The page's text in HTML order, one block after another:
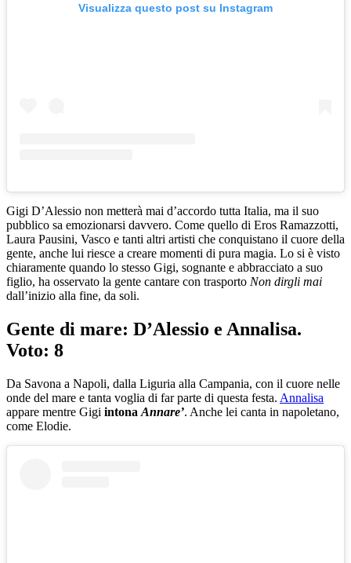
Visualizza questo post su Instagram
Gigi D’Alessio non metterà mai d’accordo tutta Italia, ma il suo
pubblico sa emozionarsi davvero. Come quello di Eros Ramazzotti,
Laura Pausini, Vasco e tanti altri artisti che conquistano il cuore della
gente, anche lui riesce a creare momenti di pura magia. Lo si è visto
chiaramente quando lo stesso Gigi, sognante e abbracciato a suo
figlio, ha osservato la gente cantare con trasporto Non dirgli mai
dall’inizio alla fine, da soli.
Gente di mare: D’Alessio e Annalisa.
Voto: 8
Da Savona a Napoli, dalla Liguria alla Campania, con il cuore nelle
onde del mare e tanta voglia di far parte di questa festa. Annalisa
appare mentre Gigi intona Annare’. Anche lei canta in napoletano,
come Elodie.